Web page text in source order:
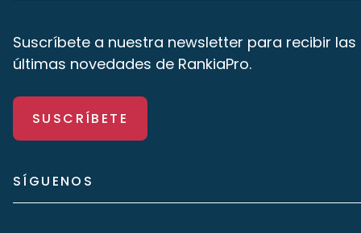
Suscríbete a nuestra newsletter para recibir las
últimas novedades de RankiaPro.
SUSCRÍBETE
SÍGUENOS